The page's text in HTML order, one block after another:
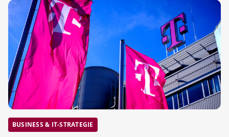
BUSINESS & IT-STRATEGIE